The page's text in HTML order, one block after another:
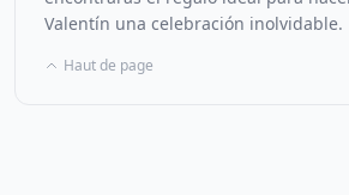
Valentín una celebración inolvidable.
Haut de page